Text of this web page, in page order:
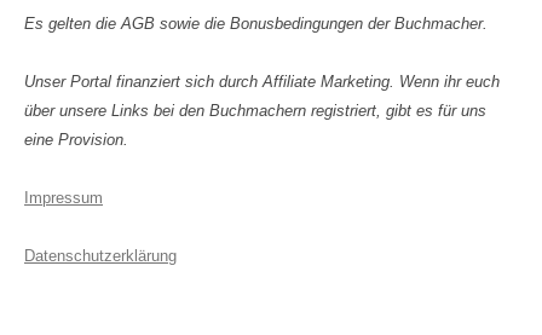
Es gelten die AGB sowie die Bonusbedingungen der Buchmacher.
Unser Portal finanziert sich durch Affiliate Marketing. Wenn ihr euch
über unsere Links bei den Buchmachern registriert, gibt es für uns
eine Provision.
Impressum
Datenschutzerklärung